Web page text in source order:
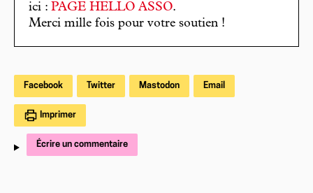
ici : PAGE HELLO ASSO.
Merci mille fois pour votre soutien !
Facebook Twitter Mastodon Email
Imprimer
Écrire un commentaire